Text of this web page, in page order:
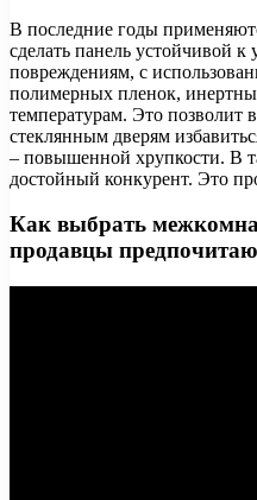
В последние годы
сделать панель устойчивой
повреждениям, с
полимерных пленок,
температурам. Это позволит
стеклянным дверям
– повышенной хрупкости. В
достойный конкурент. Это
Как выбрать
продавцы